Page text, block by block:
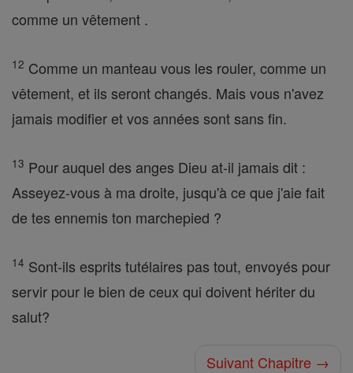
comme un vêtement .
12 Comme un manteau vous les rouler, comme un
vêtement, et ils seront changés. Mais vous n'avez
jamais modifier et vos années sont sans fin.
13 Pour auquel des anges Dieu at-il jamais dit :
Asseyez-vous à ma droite, jusqu'à ce que j'aie fait
de tes ennemis ton marchepied ?
14 Sont-ils esprits tutélaires pas tout, envoyés pour
servir pour le bien de ceux qui doivent hériter du
salut?
Suivant Chapitre →